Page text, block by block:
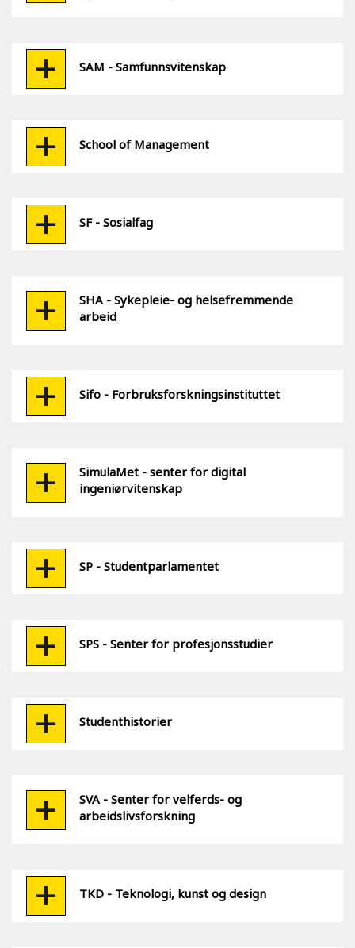
SAM - Samfunnsvitenskap
School of Management
SF - Sosialfag
SHA - Sykepleie- og helsefremmende
arbeid
Sifo - Forbruksforskningsinstituttet
SimulaMet - senter for digital
ingeniørvitenskap
SP - Studentparlamentet
SPS - Senter for profesjonsstudier
Studenthistorier
SVA - Senter for velferds- og
arbeidslivsforskning
TKD - Teknologi, kunst og design